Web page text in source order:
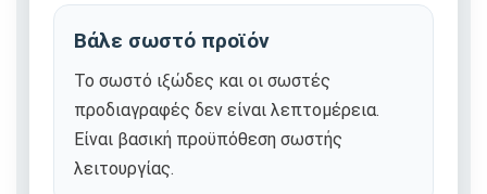
Βάλε σωστό προϊόν
Το σωστό ιξώδες και οι σωστές
προδιαγραφές δεν είναι λεπτομέρεια.
Είναι βασική προϋπόθεση σωστής
λειτουργίας.